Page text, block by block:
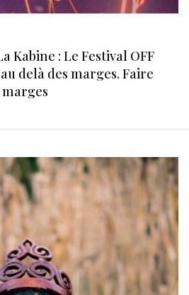
Kabine : Le Festival OFF
delà des marges. Faire